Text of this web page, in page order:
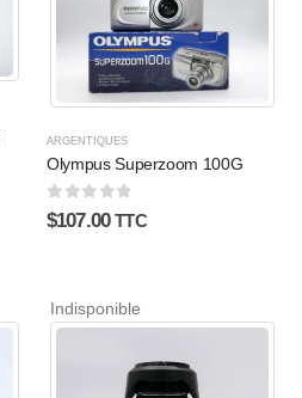
ARGENTIQUES
Olympus Superzoom 100G
0sur 5
$107.00 TTC
Indisponible